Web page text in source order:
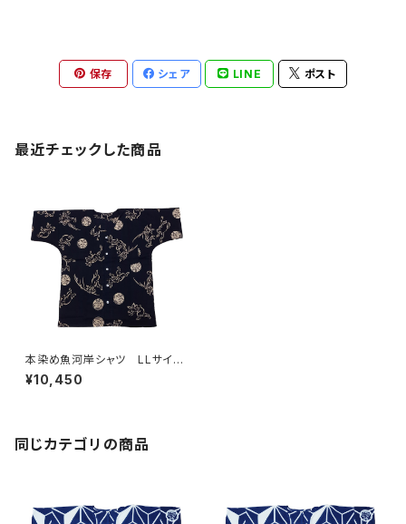
保存 シェア LINE ポスト
最近チェックした商品
本染め魚河岸シャツ LLサイ
ズ 国宝・鳥獣戯画 高山寺公
認 認定証付き 木綿晒 黒×
いちシャツ 焼津 浜通り 港
町
¥10,450
同じカテゴリの商品